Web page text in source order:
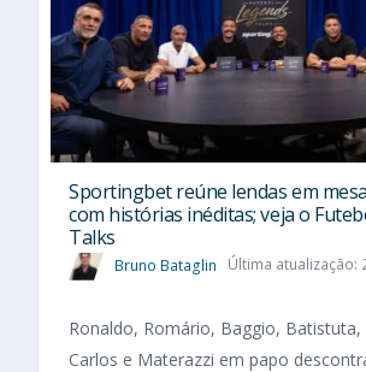
Sportingbet reúne lendas em
com histórias inéditas; veja o
Talks
Bruno Bataglin Última atualização:
Ronaldo, Romário, Baggio, Batistuta,
Carlos e Materazzi em papo